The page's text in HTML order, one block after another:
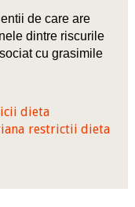
de care are
dintre riscurile
cu grasimile
dieta
restrictii dieta